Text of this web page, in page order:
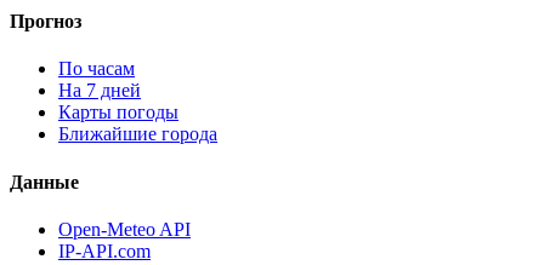
Прогноз
По часам
На 7 дней
Карты погоды
Ближайшие города
Данные
Open-Meteo API
IP-API.com